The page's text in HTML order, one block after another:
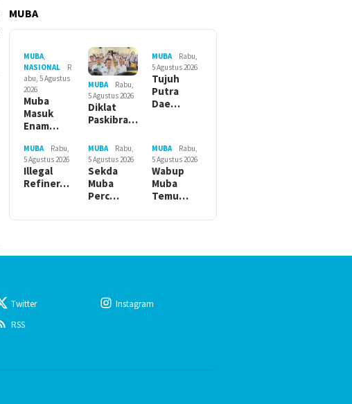
MUBA
MUBA,
NASIONAL
R
abu, 5 Agustus
2026
Muba
Masuk
Enam…
MUBA
Rabu,
5 Agustus 2026
Diklat
Paskibra…
MUBA
Rabu,
5 Agustus 2026
Tujuh
Putra
Dae…
MUBA
Rabu,
5 Agustus 2026
Illegal
Refiner…
MUBA
Rabu,
5 Agustus 2026
Sekda
Muba
Perc…
MUBA
Rabu,
5 Agustus 2026
Wabup
Muba
Temu…
Twitter
Instagram
RSS